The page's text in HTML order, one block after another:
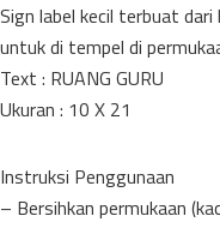
Sign label kecil terbuat dari
untuk di tempel di
Text : RUANG GURU
Ukuran : 10 X 21
Instruksi Penggunaan
– Bersihkan permukaan